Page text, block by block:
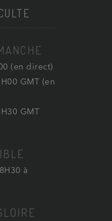
(en direct)
GMT (en
GMT
à